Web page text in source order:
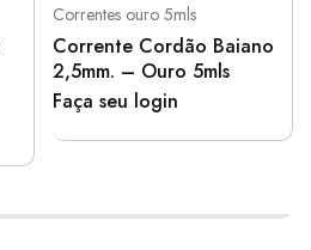
Correntes ouro 5mls
Corrente Cordão Baiano
2,5mm. – Ouro 5mls
Faça seu login